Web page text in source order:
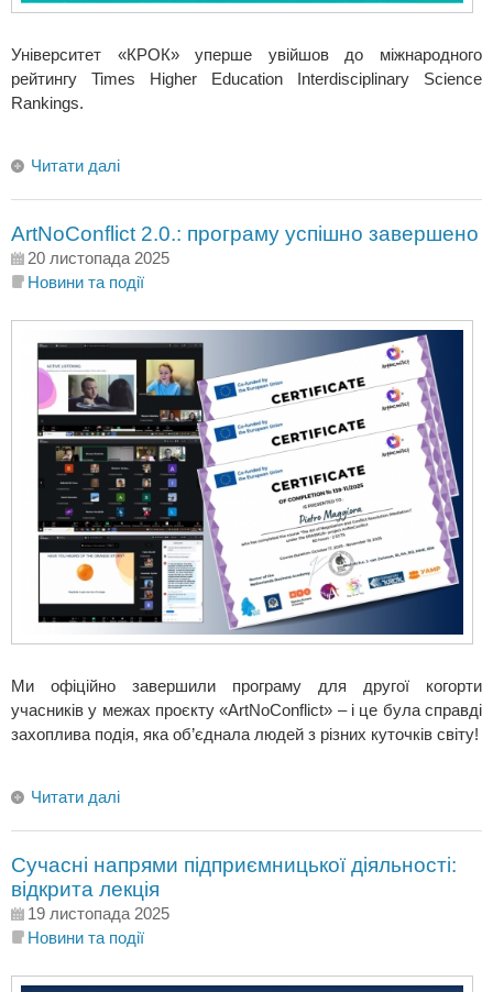
Університет «КРОК» уперше увійшов до міжнародного
рейтингу Times Higher Education Interdisciplinary Science
Rankings.
Читати далі
ArtNoConflict 2.0.: програму успішно завершено
20 листопада 2025
Новини та події
Ми офіційно завершили програму для другої когорти
учасників у межах проєкту «ArtNoConflict» – і це була справді
захоплива подія, яка об’єднала людей з різних куточків світу!
Читати далі
Сучасні напрями підприємницької діяльності:
відкрита лекція
19 листопада 2025
Новини та події